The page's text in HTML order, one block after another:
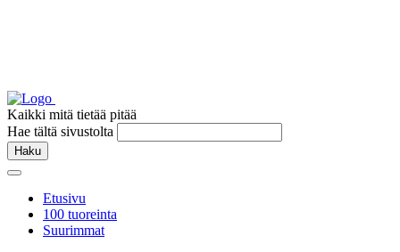
Kaikki mitä tietää pitää
Hae tältä sivustolta
Haku
Etusivu
100 tuoreinta
Suurimmat